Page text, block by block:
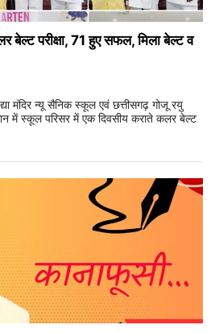
बेल्ट परीक्षा, 71 हुए सफल, मिला बेल्ट व
मंदिर न्यू सैनिक स्कूल एवं छत्तीसगढ़ गोजू रयु
में स्कूल परिसर में एक दिवसीय कराते कलर बेल्ट